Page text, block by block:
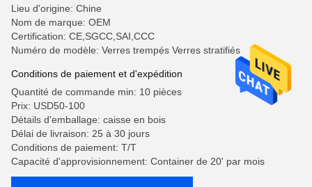
Lieu d'origine: Chine
Nom de marque: OEM
Certification: CE,SGCC,SAI,CCC
Numéro de modèle: Verres trempés Verres stratifiés
Conditions de paiement et d'expédition
Quantité de commande min: 10 pièces
Prix: USD50-100
Détails d'emballage: caisse en bois
Délai de livraison: 25 à 30 jours
Conditions de paiement: T/T
Capacité d'approvisionnement: Container de 20' par mois